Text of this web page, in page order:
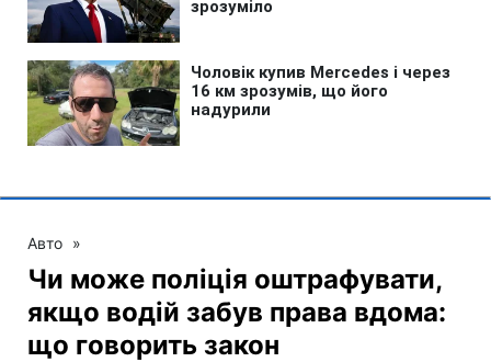
Авто »
Чи може поліція оштрафувати,
якщо водій забув права вдома:
що говорить закон